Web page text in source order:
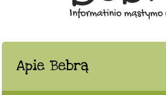
Apie Bebrą